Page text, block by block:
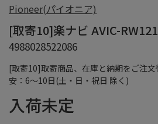
[取寄10]取寄商品、在庫と納期をご注
安：6～10日(土・日・祝日 除く)
Pioneer(パイオニア)
[取寄10]楽ナビ AVIC-RW121
4988028522086
入荷未定